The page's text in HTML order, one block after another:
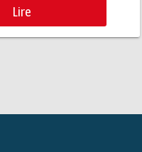
Lire